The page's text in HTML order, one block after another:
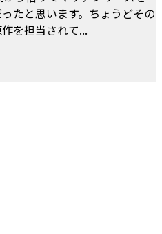
たと思います。ちょうどその
を担当されて...